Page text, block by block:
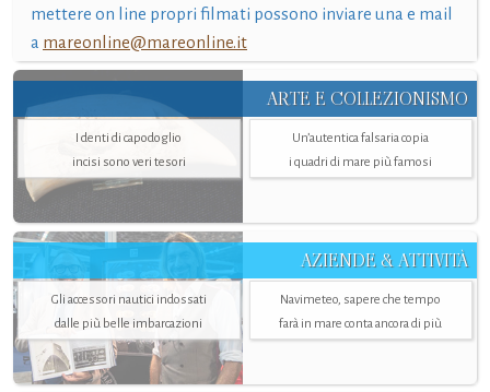
mettere on line propri filmati possono inviare una e mail
a mareonline@mareonline.it
ARTE E COLLEZIONISMO
I denti di capodoglio
incisi sono veri tesori
Un’autentica falsaria copia
i quadri di mare più famosi
AZIENDE & ATTIVITÀ
Gli accessori nautici indossati
dalle più belle imbarcazioni
Navimeteo, sapere che tempo
farà in mare conta ancora di più